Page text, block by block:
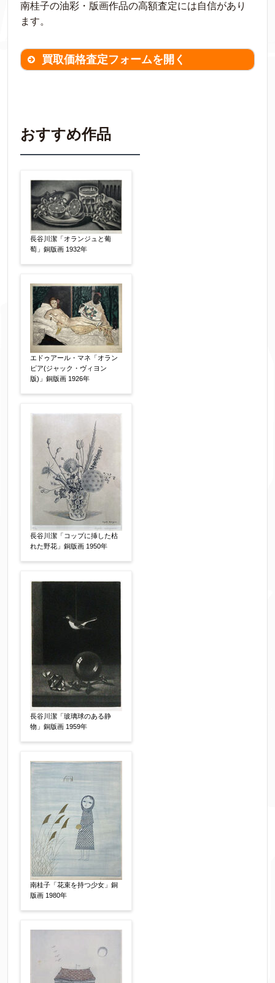
南桂子の油彩・版画作品の高額査定には自信があり
ます。
買取価格査定フォームを開く
※不明な項目は空欄で結構です。
▼
作品の作家名 【任意】
作品の画題 【任意】
作品の技法 【任意】
日本画
油彩画
素描
立体
その他
絵の画面サイズ
体裁
【任意】
額装
軸装
その他
サイン等の有無
サイン有(自筆)
鑑定証書付
【任意】
売却希望時期 【任意】
すぐに売りたい
その他
他社様の査定価格
査定額：
※他社様からご提示された査定額がございました
作品コンディション
おすすめ作品
長谷川潔「オランジュと葡
萄」銅版画 1932年
エドゥアール・マネ「オラン
ピア(ジャック・ヴィヨン
版)」銅版画 1926年
長谷川潔「コップに挿した枯
れた野花」銅版画 1950年
長谷川潔「玻璃球のある静
物」銅版画 1959年
南桂子「花束を持つ少女」銅
版画 1980年